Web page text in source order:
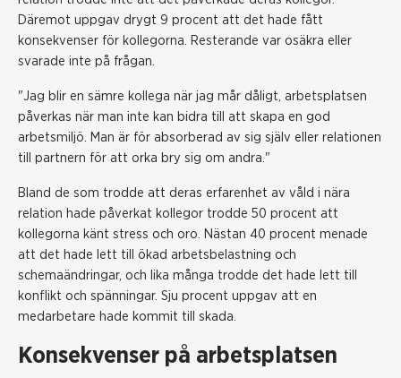
Däremot uppgav drygt 9 procent att det hade fått
konsekvenser för kollegorna. Resterande var osäkra eller
svarade inte på frågan.
"Jag blir en sämre kollega när jag mår dåligt, arbetsplatsen
påverkas när man inte kan bidra till att skapa en god
arbetsmiljö. Man är för absorberad av sig själv eller relationen
till partnern för att orka bry sig om andra."
Bland de som trodde att deras erfarenhet av våld i nära
relation hade påverkat kollegor trodde 50 procent att
kollegorna känt stress och oro. Nästan 40 procent menade
att det hade lett till ökad arbetsbelastning och
schemaändringar, och lika många trodde det hade lett till
konflikt och spänningar. Sju procent uppgav att en
medarbetare hade kommit till skada.
Konsekvenser på arbetsplatsen